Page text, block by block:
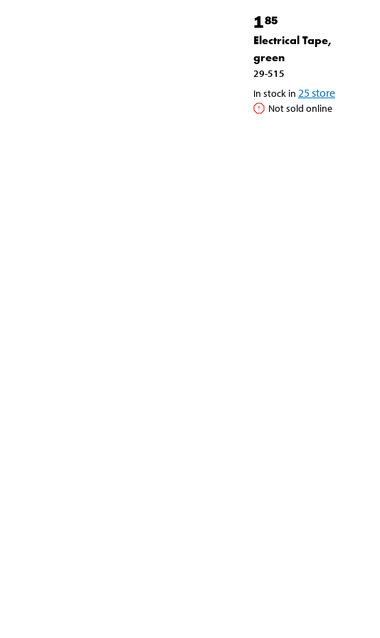
185
Electrical Tape,
green
29-515
In stock in 25store
Not sold online